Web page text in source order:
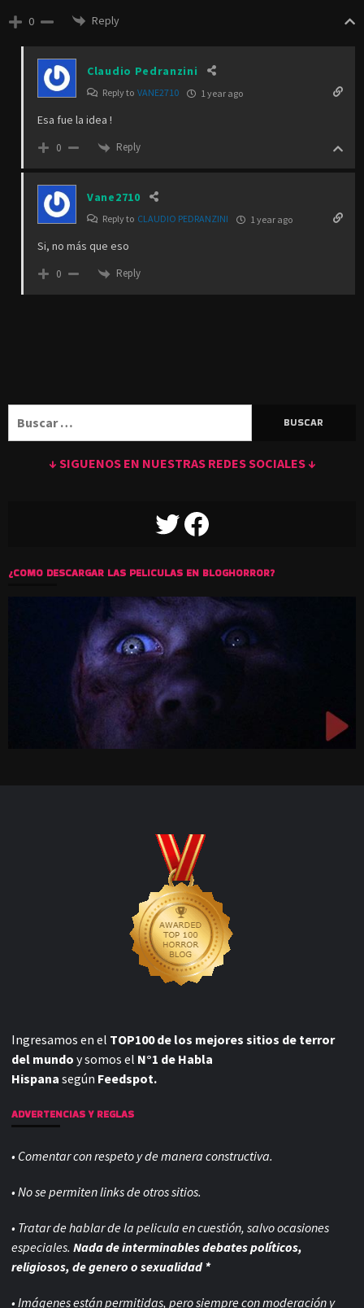
0 Reply
Claudio Pedranzini
Reply to VANE2710 1 year ago
Esa fue la idea !
0 Reply
Vane2710
Reply to CLAUDIO PEDRANZINI 1 year ago
Si, no más que eso
0 Reply
↓ SIGUENOS EN NUESTRAS REDES SOCIALES ↓
TWITTERFACEBOOK
¿COMO DESCARGAR LAS PELICULAS EN BLOGHORROR?
Ingresamos en el TOP100 de los mejores sitios de terror
del mundo y somos el N°1 de Habla
Hispana según Feedspot.
ADVERTENCIAS Y REGLAS
• Comentar con respeto y de manera constructiva.
• No se permiten links de otros sitios.
• Tratar de hablar de la pelicula en cuestión, salvo ocasiones
especiales. Nada de interminables debates políticos,
religiosos, de genero o sexualidad *
• Imágenes están permitidas, pero siempre conmoderación y